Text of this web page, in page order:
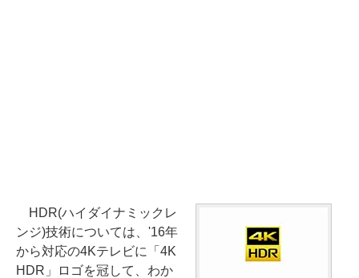
HDR(ハイダイナミックレ
ンジ)技術については、'16年
から対応の4Kテレビに「4K
HDR」ロゴを冠して、わか